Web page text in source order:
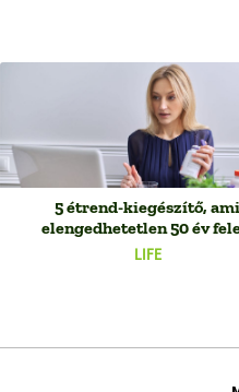
LIFE
5 étrend-kiegészítő, ami
elengedhetetlen 50 év